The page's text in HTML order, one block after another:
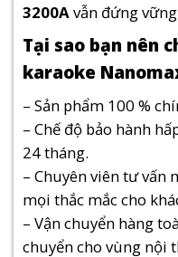
3200Avẫn đứng
Tại sao bạn nên
karaoke
– Sản phẩm 100 %
– Chế độ bảo hành
24 tháng.
– Chuyên viên tư vấn
mọi thắc mắc cho
– Vận chuyển hàng
chuyển cho vùng nội